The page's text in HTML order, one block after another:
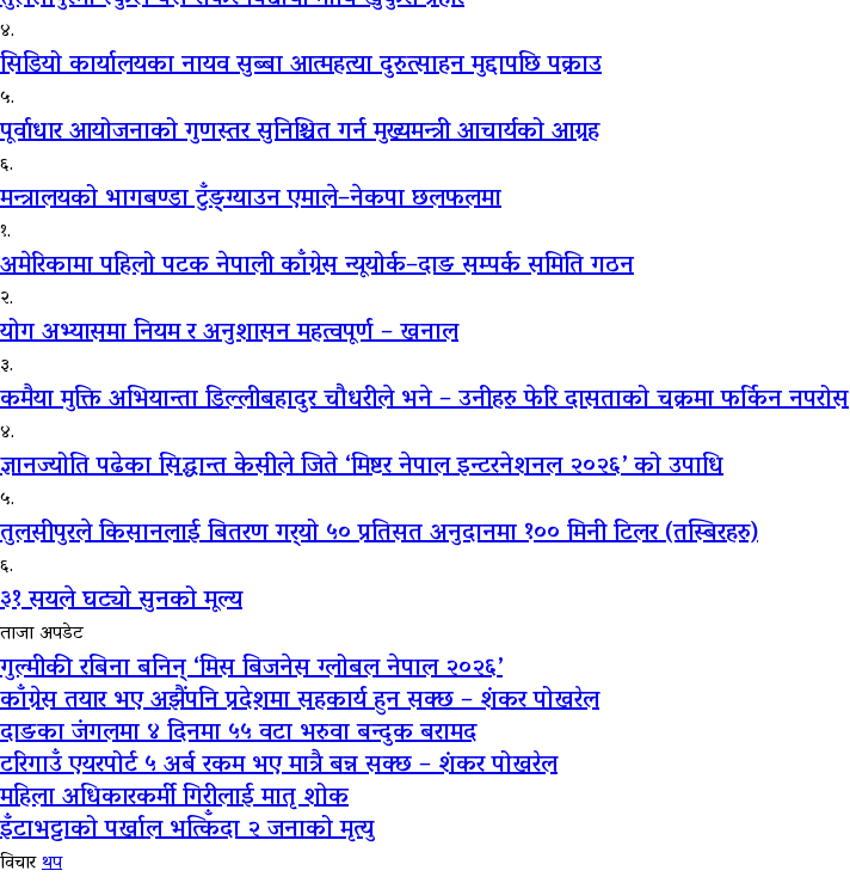
४.
सिडियो कार्यालयका नायव सुब्बा आत्महत्या दुरुत्साहन मुद्दापछि पक्राउ
५.
पूर्वाधार आयोजनाको गुणस्तर सुनिश्चित गर्न मुख्यमन्त्री आचार्यको आग्रह
६.
मन्त्रालयको भागबण्डा टुँङ्ग्याउन एमाले–नेकपा छलफलमा
१.
अमेरिकामा पहिलो पटक नेपाली काँग्रेस न्यूयोर्क–दाङ सम्पर्क समिति गठन
२.
योग अभ्यासमा नियम र अनुशासन महत्वपूर्ण – खनाल
३.
कमैया मुक्ति अभियान्ता डिल्लीबहादुर चौधरीले भने – उनीहरु फेरि दासताको चक्रमा फर्किन नपरोस
४.
ज्ञानज्योति पढेका सिद्धान्त केसीले जिते ‘मिष्टर नेपाल इन्टरनेशनल २०२६’ को उपाधि
५.
तुलसीपुरले किसानलाई बितरण गर्‍यो ५० प्रतिसत अनुदानमा १०० मिनी टिलर (तस्बिरहरु)
६.
३१ सयले घट्यो सुनको मूल्य
ताजा अपडेट
गुल्मीकी रबिना बनिन् ‘मिस बिजनेस ग्लोबल नेपाल २०२६’
काँग्रेस तयार भए अझैंपनि प्रदेशमा सहकार्य हुन सक्छ – शंकर पोखरेल
दाङका जंगलमा ४ दिनमा ५५ वटा भरुवा बन्दुक बरामद
टरिगाउँ एयरपोर्ट ५ अर्ब रकम भए मात्रै बन्न सक्छ – शंकर पोखरेल
महिला अधिकारकर्मी गिरीलाई मातृ शोक
इँटाभट्टाको पर्खाल भत्किँदा २ जनाको मृत्यु
विचारथप